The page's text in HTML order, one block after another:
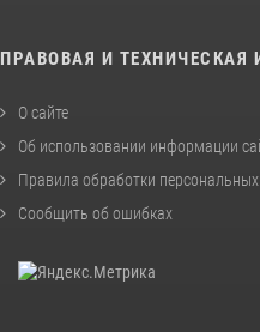
ПРАВОВАЯ И
О сайте
Об использовании информации
Правила обработки
Сообщить об ошибках